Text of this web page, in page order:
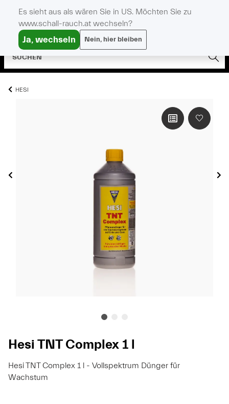
HESI
Hesi TNT Complex 1 l
Hesi TNT Complex 1 l - Vollspektrum Dünger für
Wachstum
Es sieht aus als wären Sie in US. Möchten Sie zu
www.schall-rauch.at wechseln?
Ja, wechseln Nein, hier bleiben